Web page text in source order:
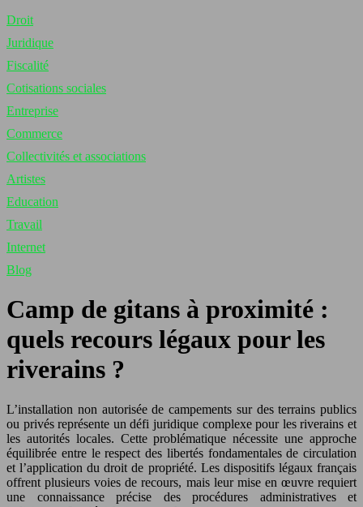
Droit
Juridique
Fiscalité
Cotisations sociales
Entreprise
Commerce
Collectivités et associations
Artistes
Education
Travail
Internet
Blog
Camp de gitans à proximité :
quels recours légaux pour les
riverains ?
L’installation non autorisée de campements sur des terrains publics
ou privés représente un défi juridique complexe pour les riverains et
les autorités locales. Cette problématique nécessite une approche
équilibrée entre le respect des libertés fondamentales de circulation
et l’application du droit de propriété. Les dispositifs légaux français
offrent plusieurs voies de recours, mais leur mise en œuvre requiert
une connaissance précise des procédures administratives et